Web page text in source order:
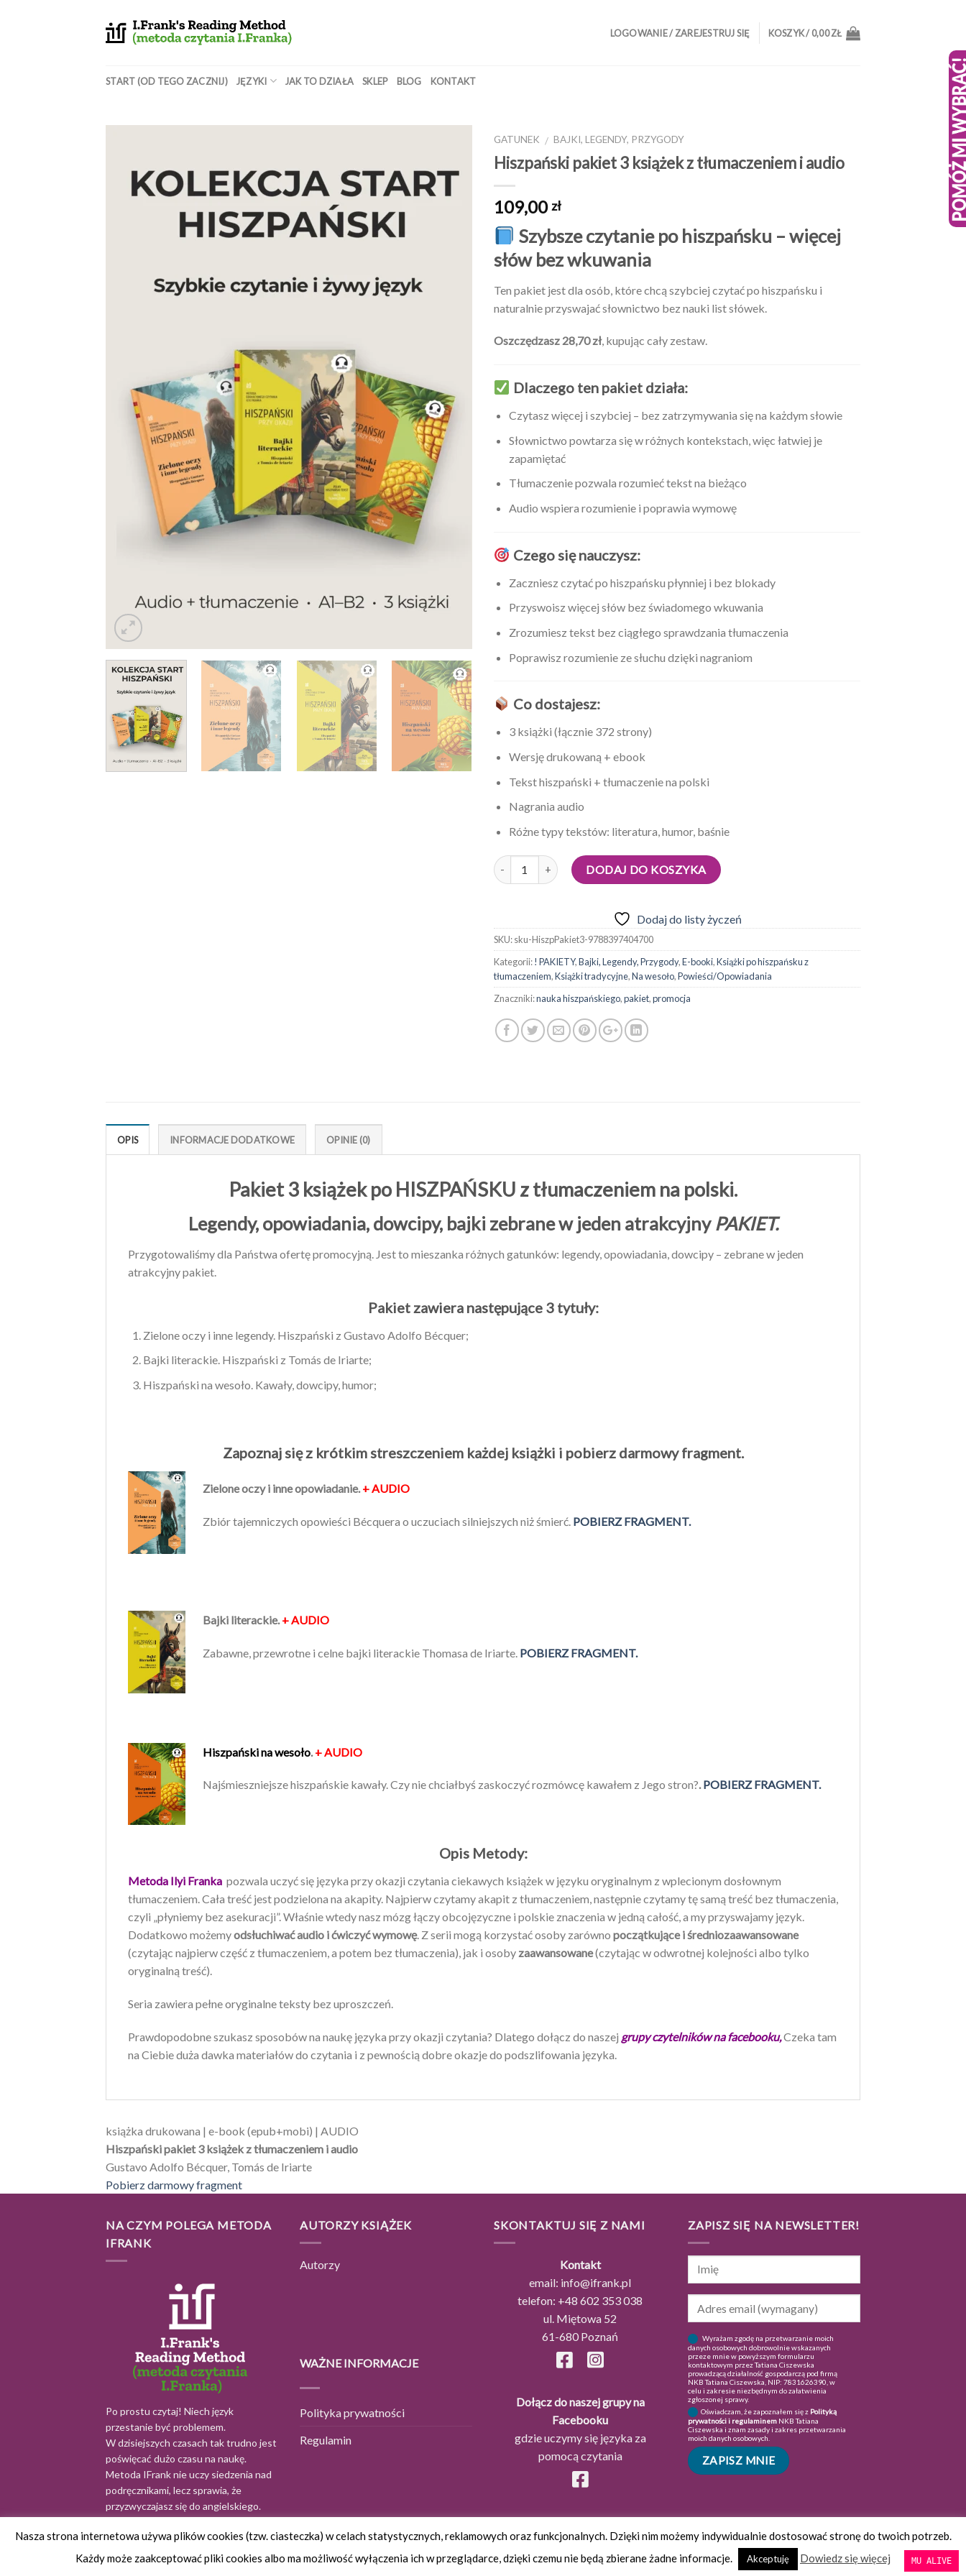
LOGOWANIE / ZAREJESTRUJ SIĘ KOSZYK /0,00ZŁ
START (OD TEGO ZACZNIJ) JĘZYKI JAK TO DZIAŁA SKLEP BLOG KONTAKT
Dodaj
GATUNEK / BAJKI, LEGENDY, PRZYGODY
Hiszpański pakiet 3 książek z tłumaczeniem i audio
109,00zł
Szybsze czytanie po hiszpańsku – więcej
słów bez wkuwania
Ten pakiet jest dla osób, które chcą szybciej czytać po hiszpańsku i
naturalnie przyswajać słownictwo bez nauki list słówek.
Oszczędzasz 28,70 zł, kupując cały zestaw.
Dlaczego ten pakiet działa:
Czytasz więcej i szybciej – bez zatrzymywania się na każdym słowie
Słownictwo powtarza się w różnych kontekstach, więc łatwiej je
zapamiętać
Tłumaczenie pozwala rozumieć tekst na bieżąco
Audio wspiera rozumienie i poprawia wymowę
Czego się nauczysz:
Zaczniesz czytać po hiszpańsku płynniej i bez blokady
Przyswoisz więcej słów bez świadomego wkuwania
Zrozumiesz tekst bez ciągłego sprawdzania tłumaczenia
Poprawisz rozumienie ze słuchu dzięki nagraniom
Co dostajesz:
3 książki (łącznie 372 strony)
Wersję drukowaną + ebook
Tekst hiszpański + tłumaczenie na polski
Nagrania audio
Różne typy tekstów: literatura, humor, baśnie
Ilość DODAJ DO KOSZYKA
Dodaj do listy życzeń
SKU:sku-HiszpPakiet3-9788397404700
Kategorii:! PAKIETY,Bajki, Legendy, Przygody,E-booki,Książki po hiszpańsku z
tłumaczeniem,Książki tradycyjne,Na wesoło,Powieści/Opowiadania
Znaczniki:nauka hiszpańskiego,pakiet,promocja
OPIS INFORMACJE DODATKOWE OPINIE (0)
Pakiet 3 książek po HISZPAŃSKU z tłumaczeniem na polski.
Legendy, opowiadania, dowcipy, bajki zebrane w jeden atrakcyjnyPAKIET.
Przygotowaliśmy dla Państwa ofertę promocyjną. Jest to mieszanka różnych gatunków: legendy, opowiadania, dowcipy – zebrane w jeden
atrakcyjny pakiet.
Pakiet zawiera następujące 3 tytuły:
Zielone oczy i inne legendy. Hiszpański z Gustavo Adolfo Bécquer;
Bajki literackie. Hiszpański z Tomás de Iriarte;
Hiszpański na wesoło. Kawały, dowcipy, humor;
Zapoznaj się z krótkim streszczeniem każdej książki i pobierz darmowy fragment.
Zielone oczy i inne opowiadanie.+ AUDIO
Zbiór tajemniczych opowieści Bécquera o uczuciach silniejszych niż śmierć. POBIERZ FRAGMENT.
Bajki literackie.+ AUDIO
Zabawne, przewrotne i celne bajki literackie Thomasa de Iriarte. POBIERZ FRAGMENT.
Hiszpański na wesoło. + AUDIO
Najśmieszniejsze hiszpańskie kawały. Czy nie chciałbyś zaskoczyć rozmówcę kawałem z Jego stron?.POBIERZ FRAGMENT.
Opis Metody:
Metoda Ilyi Franka pozwala uczyć się języka przy okazji czytania ciekawych książek w języku oryginalnym z wplecionym dosłownym
tłumaczeniem. Cała treść jest podzielona na akapity. Najpierw czytamy akapit z tłumaczeniem, następnie czytamy tę samą treść bez tłumaczenia,
czyli „płyniemy bez asekuracji”. Właśnie wtedy nasz mózg łączy obcojęzyczne i polskie znaczenia w jedną całość, a my przyswajamy język.
Dodatkowo możemyodsłuchiwać audio i ćwiczyć wymowę. Z serii mogą korzystać osoby zarówno początkujące i średniozaawansowane
(czytając najpierw część z tłumaczeniem, a potem bez tłumaczenia), jak i osoby zaawansowane(czytając w odwrotnej kolejności albo tylko
oryginalną treść).
Seria zawiera pełne oryginalne teksty bez uproszczeń.
Prawdopodobne szukasz sposobów na naukę języka przy okazji czytania? Dlatego dołącz do naszej grupy czytelników na facebooku,Czeka tam
na Ciebie duża dawka materiałów do czytania i z pewnością dobre okazje do podszlifowania języka.
książka drukowana | e-book (epub+mobi) | AUDIO
Hiszpański pakiet 3 książek z tłumaczeniem i audio
Gustavo Adolfo Bécquer, Tomás de Iriarte
Pobierz darmowy fragment
NA CZYM POLEGA METODA
IFRANK
Po prostu czytaj! Niech język
przestanie być problemem.
W dzisiejszych czasach tak trudno jest
poświęcać dużo czasu na naukę.
Metoda IFrank nie uczy siedzenia nad
podręcznikami, lecz sprawia, że
przyzwyczajasz się do angielskiego.
AUTORZY KSIĄŻEK
Autorzy
WAŻNE INFORMACJE
Polityka prywatności
Regulamin
SKONTAKTUJ SIĘ Z NAMI
Kontakt
email: info@ifrank.pl
telefon: +48 602 353 038
ul. Miętowa 52
61-680 Poznań
Dołącz do naszej grupy na
Facebooku
gdzie uczymy się języka za
pomocą czytania
ZAPISZ SIĘ NA NEWSLETTER!
Wyrażam zgodę na przetwarzanie moich
danych osobowych dobrowolnie wskazanych
przeze mnie w powyższym formularzu
kontaktowym przez Tatiana Ciszewska
prowadzącą działalność gospodarczą pod firmą
NKB Tatiana Ciszewska, NIP: 7831626390, w
celu i zakresie niezbędnym do załatwienia
zgłoszonej sprawy.
Oświadczam, że zapoznałem się z Polityką
prywatności i regulaminem NKB Tatiana
Ciszewska i znam zasady i zakres przetwarzania
moich danych osobowych.
Copyright 2026 ©IFrank bywebsites.systems MU ALIVE
Nasza strona internetowa używa plików cookies (tzw. ciasteczka) w celach statystycznych, reklamowych oraz funkcjonalnych. Dzięki nim możemy indywidualnie dostosować stronę do twoich potrzeb.
Każdy może zaakceptować pliki cookies albo ma możliwość wyłączenia ich w przeglądarce, dzięki czemu nie będą zbierane żadne informacje.
Akceptuję Dowiedz się więcej